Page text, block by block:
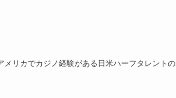
リカでカジノ経験がある日米ハーフタレントの